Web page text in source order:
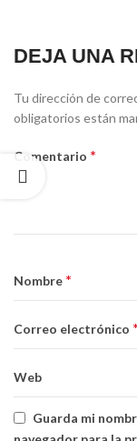
DEJA UNA
Tu dirección de
obligatorios están
Comentario *
Nombre *
Correo electrónico *
Web
Guarda mi